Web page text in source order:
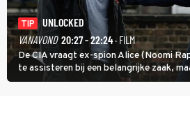
TIP
UNLOCKED
VANAVOND 20:27 - 22:24· FILM
De CIA vraagt ex-spion Alice (Noomi
te assisteren bij een belangrijke zaak,
degene die haar aanstelde kwade